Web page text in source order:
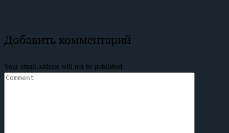
Добавить комментарий
Your email address will not be published.